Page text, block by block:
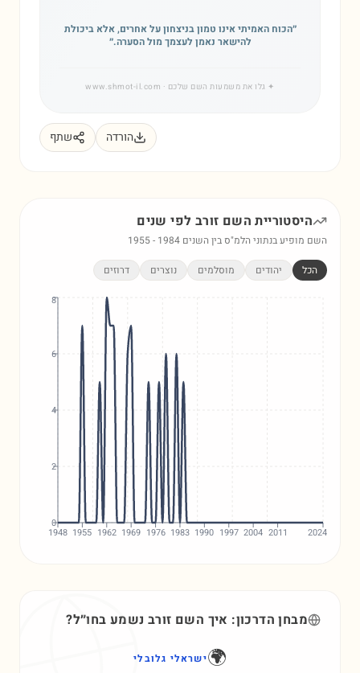
״הכוח האמיתי אינו טמון בניצחון על אחרים, אלא ביכולת
להישאר נאמן לעצמך מול הסערה.״
✦ גלו את משמעות השם שלכם · www.shmot-il.com
הורדה שתף
היסטוריית השם זורב לפי שנים
השם מופיע בנתוני הלמ"ס בין השנים 1955- 1984
הכל יהודים מוסלמים נוצרים דרוזים
1948 1955 1962 1969 1976 1983 1990 1997 2004 2011 2024
0
2
4
6
8
מבחן הדרכון: איך השם זורב נשמע בחו״ל?
🌍ישראלי גלובלי